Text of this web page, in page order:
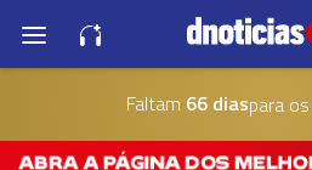
Faltam 66 diaspara os